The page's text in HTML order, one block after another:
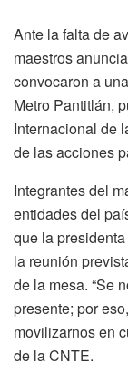
Ante la falta de
maestros
convocaron a
Metro Pantitlán,
Internacional de
de las acciones
Integrantes del
entidades del
que la
la reunión
de la mesa. “Se
presente; por
movilizarnos en
de la CNTE.